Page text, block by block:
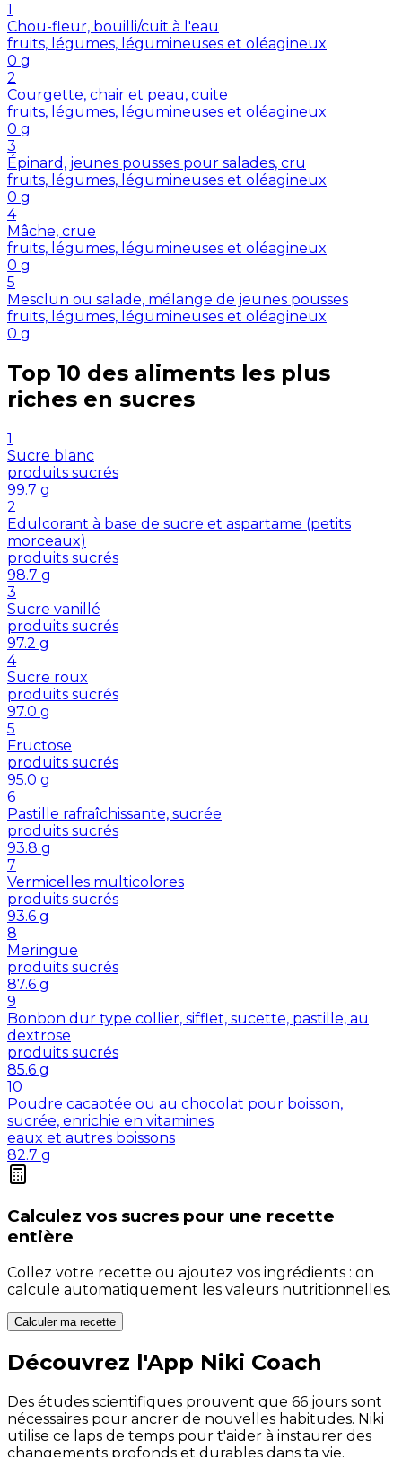
1
Chou-fleur, bouilli/cuit à l'eau
fruits, légumes, légumineuses et oléagineux
0 g
2
Courgette, chair et peau, cuite
fruits, légumes, légumineuses et oléagineux
0 g
3
Épinard, jeunes pousses pour salades, cru
fruits, légumes, légumineuses et oléagineux
0 g
4
Mâche, crue
fruits, légumes, légumineuses et oléagineux
0 g
5
Mesclun ou salade, mélange de jeunes pousses
fruits, légumes, légumineuses et oléagineux
0 g
Top 10 des aliments les plus
riches en sucres
1
Sucre blanc
produits sucrés
99.7 g
2
Edulcorant à base de sucre et aspartame (petits
morceaux)
produits sucrés
98.7 g
3
Sucre vanillé
produits sucrés
97.2 g
4
Sucre roux
produits sucrés
97.0 g
5
Fructose
produits sucrés
95.0 g
6
Pastille rafraîchissante, sucrée
produits sucrés
93.8 g
7
Vermicelles multicolores
produits sucrés
93.6 g
8
Meringue
produits sucrés
87.6 g
9
Bonbon dur type collier, sifflet, sucette, pastille, au
dextrose
produits sucrés
85.6 g
10
Poudre cacaotée ou au chocolat pour boisson,
sucrée, enrichie en vitamines
eaux et autres boissons
82.7 g
Calculez vos sucres pour une recette
entière
Collez votre recette ou ajoutez vos ingrédients : on
calcule automatiquement les valeurs nutritionnelles.
Calculer ma recette
Découvrez l'App Niki Coach
Des études scientifiques prouvent que 66 jours sont
nécessaires pour ancrer de nouvelles habitudes. Niki
utilise ce laps de temps pour t'aider à instaurer des
changements profonds et durables dans ta vie.